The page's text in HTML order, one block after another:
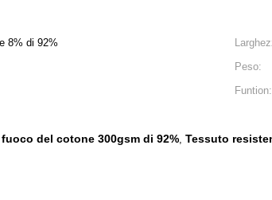
8% di 92%
Peso:
Funtion:
del cotone 300gsm di 92%, Tessuto